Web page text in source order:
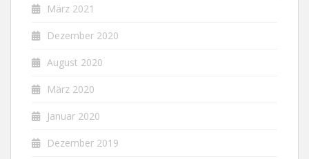
März 2021
Dezember 2020
August 2020
März 2020
Januar 2020
Dezember 2019